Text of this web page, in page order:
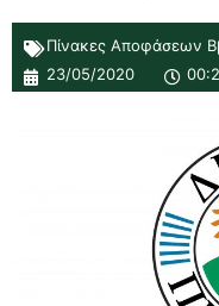
Πίνακες Αποφάσεων
23/05/2020